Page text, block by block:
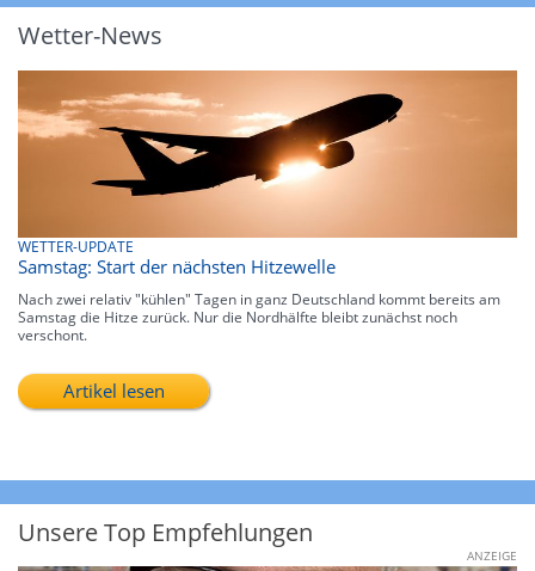
Wetter-News
WETTER-UPDATE
Samstag: Start der nächsten Hitzewelle
Nach zwei relativ "kühlen" Tagen in ganz Deutschland kommt bereits am
Samstag die Hitze zurück. Nur die Nordhälfte bleibt zunächst noch
verschont.
Artikel lesen
Unsere Top Empfehlungen
ANZEIGE